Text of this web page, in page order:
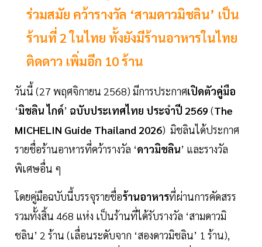
ร่วมสมัย คว้ารางวัล ‘สามดาวมิชลิน’ เป็น
ร้านที่ 2 ในไทย ทั้งยังมีร้านอาหารในไทย
ติดดาว เพิ่มอีก 10 ร้าน
วันนี้ (27 พฤศจิกายน 2568) มีการประกาศเปิดตัวคู่มือ
‘มิชลิน ไกด์’ ฉบับประเทศไทย ประจำปี 2569 (The
MICHELIN Guide Thailand 2026) มิชลินได้ประกาศ
รายชื่อร้านอาหารที่คว้ารางวัล ‘ดาวมิชลิน’ และรางวัล
พิเศษอื่น ๆ
โดยคู่มือฉบับนี้บรรจุรายชื่อร้านอาหารที่ผ่านการคัดสรร
รวมทั้งสิ้น 468 แห่ง เป็นร้านที่ได้รับรางวัล ‘สามดาวมิ
ชลิน’ 2 ร้าน (เลื่อนระดับจาก ‘สองดาวมิชลิน’ 1 ร้าน),